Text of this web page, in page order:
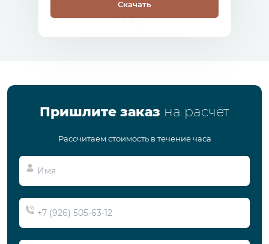
Скачать
Пришлите заказ на расчёт
Рассчитаем стоимость в течение часа